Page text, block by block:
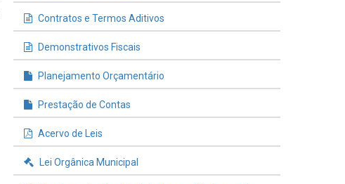
INFORMAÇÕES ÚTEIS
Processos de Licitação
Contratos e Termos Aditivos
Demonstrativos Fiscais